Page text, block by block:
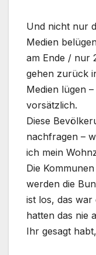
Und nicht nur
Medien
am Ende / nur
gehen zurück
Medien lügen
vorsätzlich.
Diese
nachfragen –
ich mein
Die
werden die
ist los, das
hatten das nie
Ihr gesagt